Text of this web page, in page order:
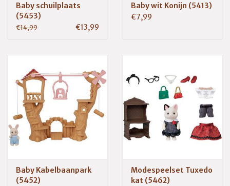
Baby schuilplaats
(5453)
€14,99 €13,99
Baby wit Konijn (5413)
€7,99
Baby Kabelbaanpark
(5452)
Modespeelset Tuxedo
kat (5462)